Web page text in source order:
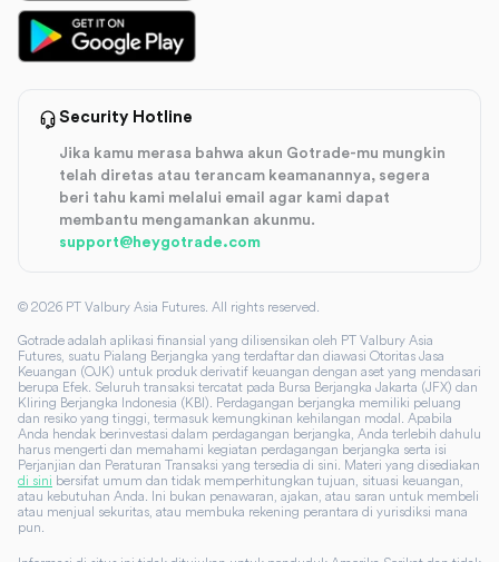
Security Hotline
Jika kamu merasa bahwa akun Gotrade-mu mungkin
telah diretas atau terancam keamanannya, segera
beri tahu kami melalui email agar kami dapat
membantu mengamankan akunmu.
support@heygotrade.com
© 2026 PT Valbury Asia Futures. All rights reserved.
Gotrade adalah aplikasi finansial yang dilisensikan oleh PT Valbury Asia
Futures, suatu Pialang Berjangka yang terdaftar dan diawasi Otoritas Jasa
Keuangan (OJK) untuk produk derivatif keuangan dengan aset yang mendasari
berupa Efek. Seluruh transaksi tercatat pada Bursa Berjangka Jakarta (JFX) dan
Kliring Berjangka Indonesia (KBI). Perdagangan berjangka memiliki peluang
dan resiko yang tinggi, termasuk kemungkinan kehilangan modal. Apabila
Anda hendak berinvestasi dalam perdagangan berjangka, Anda terlebih dahulu
harus mengerti dan memahami kegiatan perdagangan berjangka serta isi
Perjanjian dan Peraturan Transaksi yang tersedia di sini. Materi yang disediakan
di sini bersifat umum dan tidak memperhitungkan tujuan, situasi keuangan,
atau kebutuhan Anda. Ini bukan penawaran, ajakan, atau saran untuk membeli
atau menjual sekuritas, atau membuka rekening perantara di yurisdiksi mana
pun.